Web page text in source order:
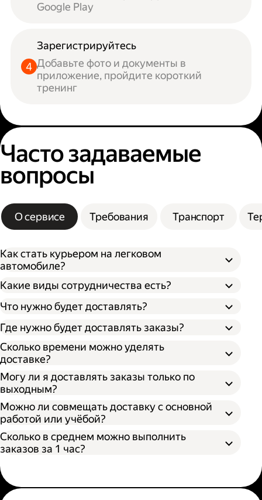
Google Play
Зарегистрируйтесь
Добавьте фото и документы в
приложение, пройдите короткий
тренинг
Часто задаваемые
вопросы
О сервисе Требования Транспорт
Как стать курьером на легковом
автомобиле?
Какие виды сотрудничества есть?
Через парк;
Через парк как самозанятый;
Как самозанятый;
Как индивидуальный предприниматель;
Что нужно будет доставлять?
Где нужно будет доставлять заказы?
Сколько времени можно уделять
доставке?
Могу ли я доставлять заказы только по
выходным?
Можно ли совмещать доставку с основной
работой или учёбой?
Сколько в среднем можно выполнить
заказов за 1 час?